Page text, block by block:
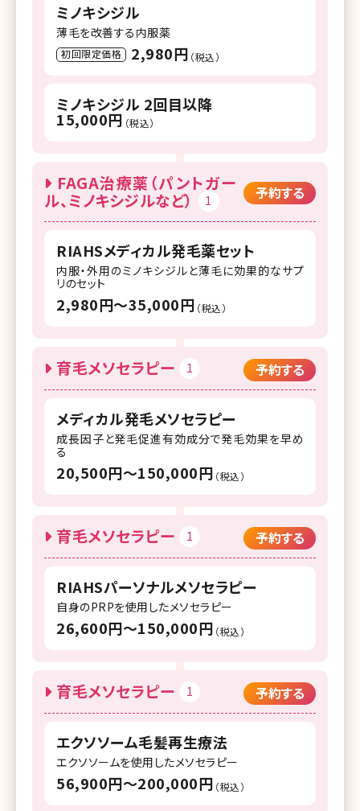
ミノキシジル
薄毛を改善する内服薬
初回限定価格 2,980円 （税込）
ミノキシジル 2回目以降
15,000円 （税込）
FAGA治療薬（パントガー
ル、ミノキシジルなど）
1 予約する
RIAHSメディカル発毛薬セット
内服・外用のミノキシジルと薄毛に効果的なサプ
リのセット
2,980円〜35,000円 （税込）
育毛メソセラピー 1 予約する
メディカル発毛メソセラピー
成長因子と発毛促進有効成分で発毛効果を早め
る
20,500円〜150,000円 （税込）
育毛メソセラピー 1 予約する
RIAHSパーソナルメソセラピー
自身のPRPを使用したメソセラピー
26,600円〜150,000円 （税込）
育毛メソセラピー 1 予約する
エクソソーム毛髪再生療法
エクソソームを使用したメソセラピー
56,900円〜200,000円 （税込）